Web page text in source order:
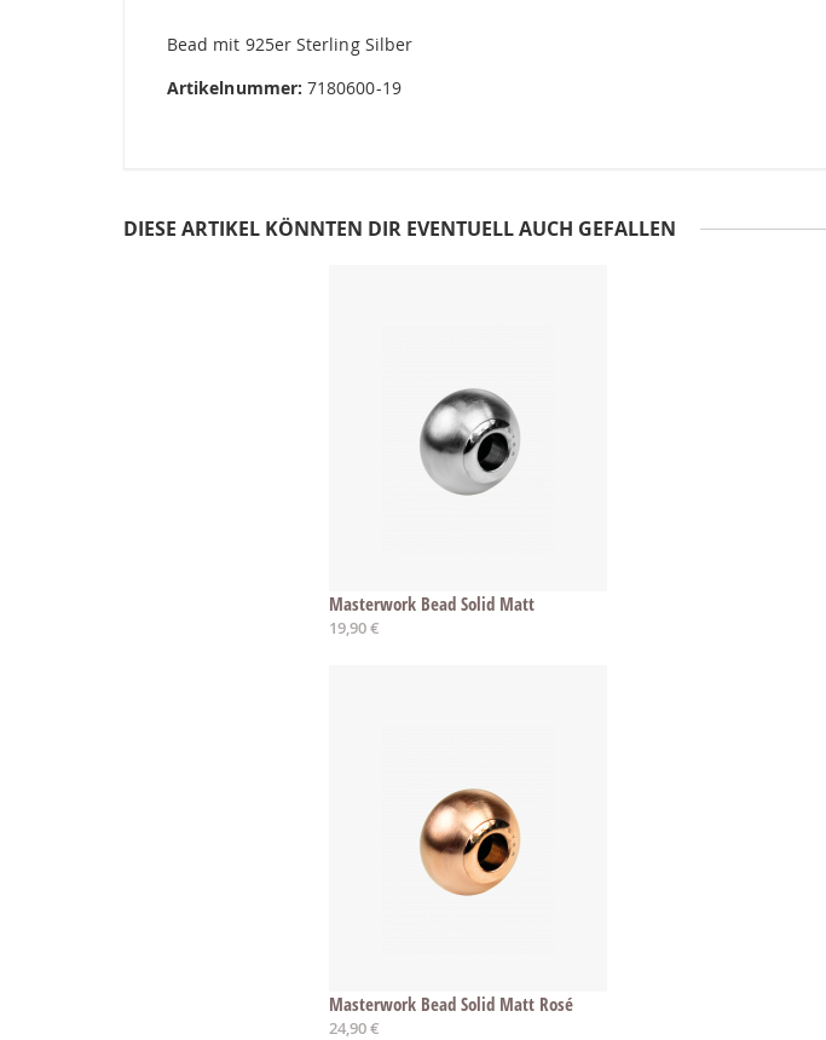
Bead mit 925er Sterling Silber
Artikelnummer: 7180600-19
DIESE ARTIKEL KÖNNTEN DIR EVENTUELL AUCH GEFALLEN
Masterwork Bead Solid Matt
19,90 €
Masterwork Bead Solid Matt Rosé
24,90 €